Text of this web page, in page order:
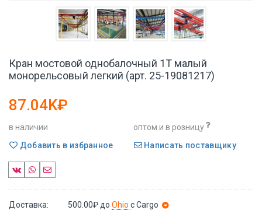
Кран мостовой однобалочный 1Т малый
монорельсовый легкий (арт. 25-19081217)
87.04K₽
в наличии
оптом и в розницу
Добавить в избранное
Написать поставщику
Доставка: 500.00₽ до Ohio с Cargo